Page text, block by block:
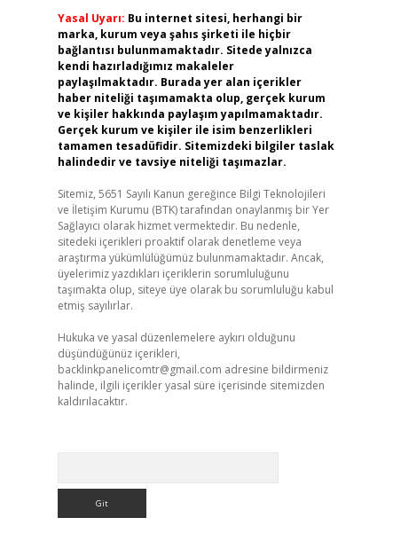
Yasal Uyarı: Bu internet sitesi, herhangi bir
marka, kurum veya şahıs şirketi ile hiçbir
bağlantısı bulunmamaktadır. Sitede yalnızca
kendi hazırladığımız makaleler
paylaşılmaktadır. Burada yer alan içerikler
haber niteliği taşımamakta olup, gerçek kurum
ve kişiler hakkında paylaşım yapılmamaktadır.
Gerçek kurum ve kişiler ile isim benzerlikleri
tamamen tesadüfidir. Sitemizdeki bilgiler taslak
halindedir ve tavsiye niteliği taşımazlar.
Sitemiz, 5651 Sayılı Kanun gereğince Bilgi Teknolojileri
ve İletişim Kurumu (BTK) tarafından onaylanmış bir Yer
Sağlayıcı olarak hizmet vermektedir. Bu nedenle,
sitedeki içerikleri proaktif olarak denetleme veya
araştırma yükümlülüğümüz bulunmamaktadır. Ancak,
üyelerimiz yazdıkları içeriklerin sorumluluğunu
taşımakta olup, siteye üye olarak bu sorumluluğu kabul
etmiş sayılırlar.
Hukuka ve yasal düzenlemelere aykırı olduğunu
düşündüğünüz içerikleri,
backlinkpanelicomtr@gmail.com adresine bildirmeniz
halinde, ilgili içerikler yasal süre içerisinde sitemizden
kaldırılacaktır.